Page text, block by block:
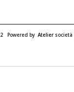
Powered by Atelier società